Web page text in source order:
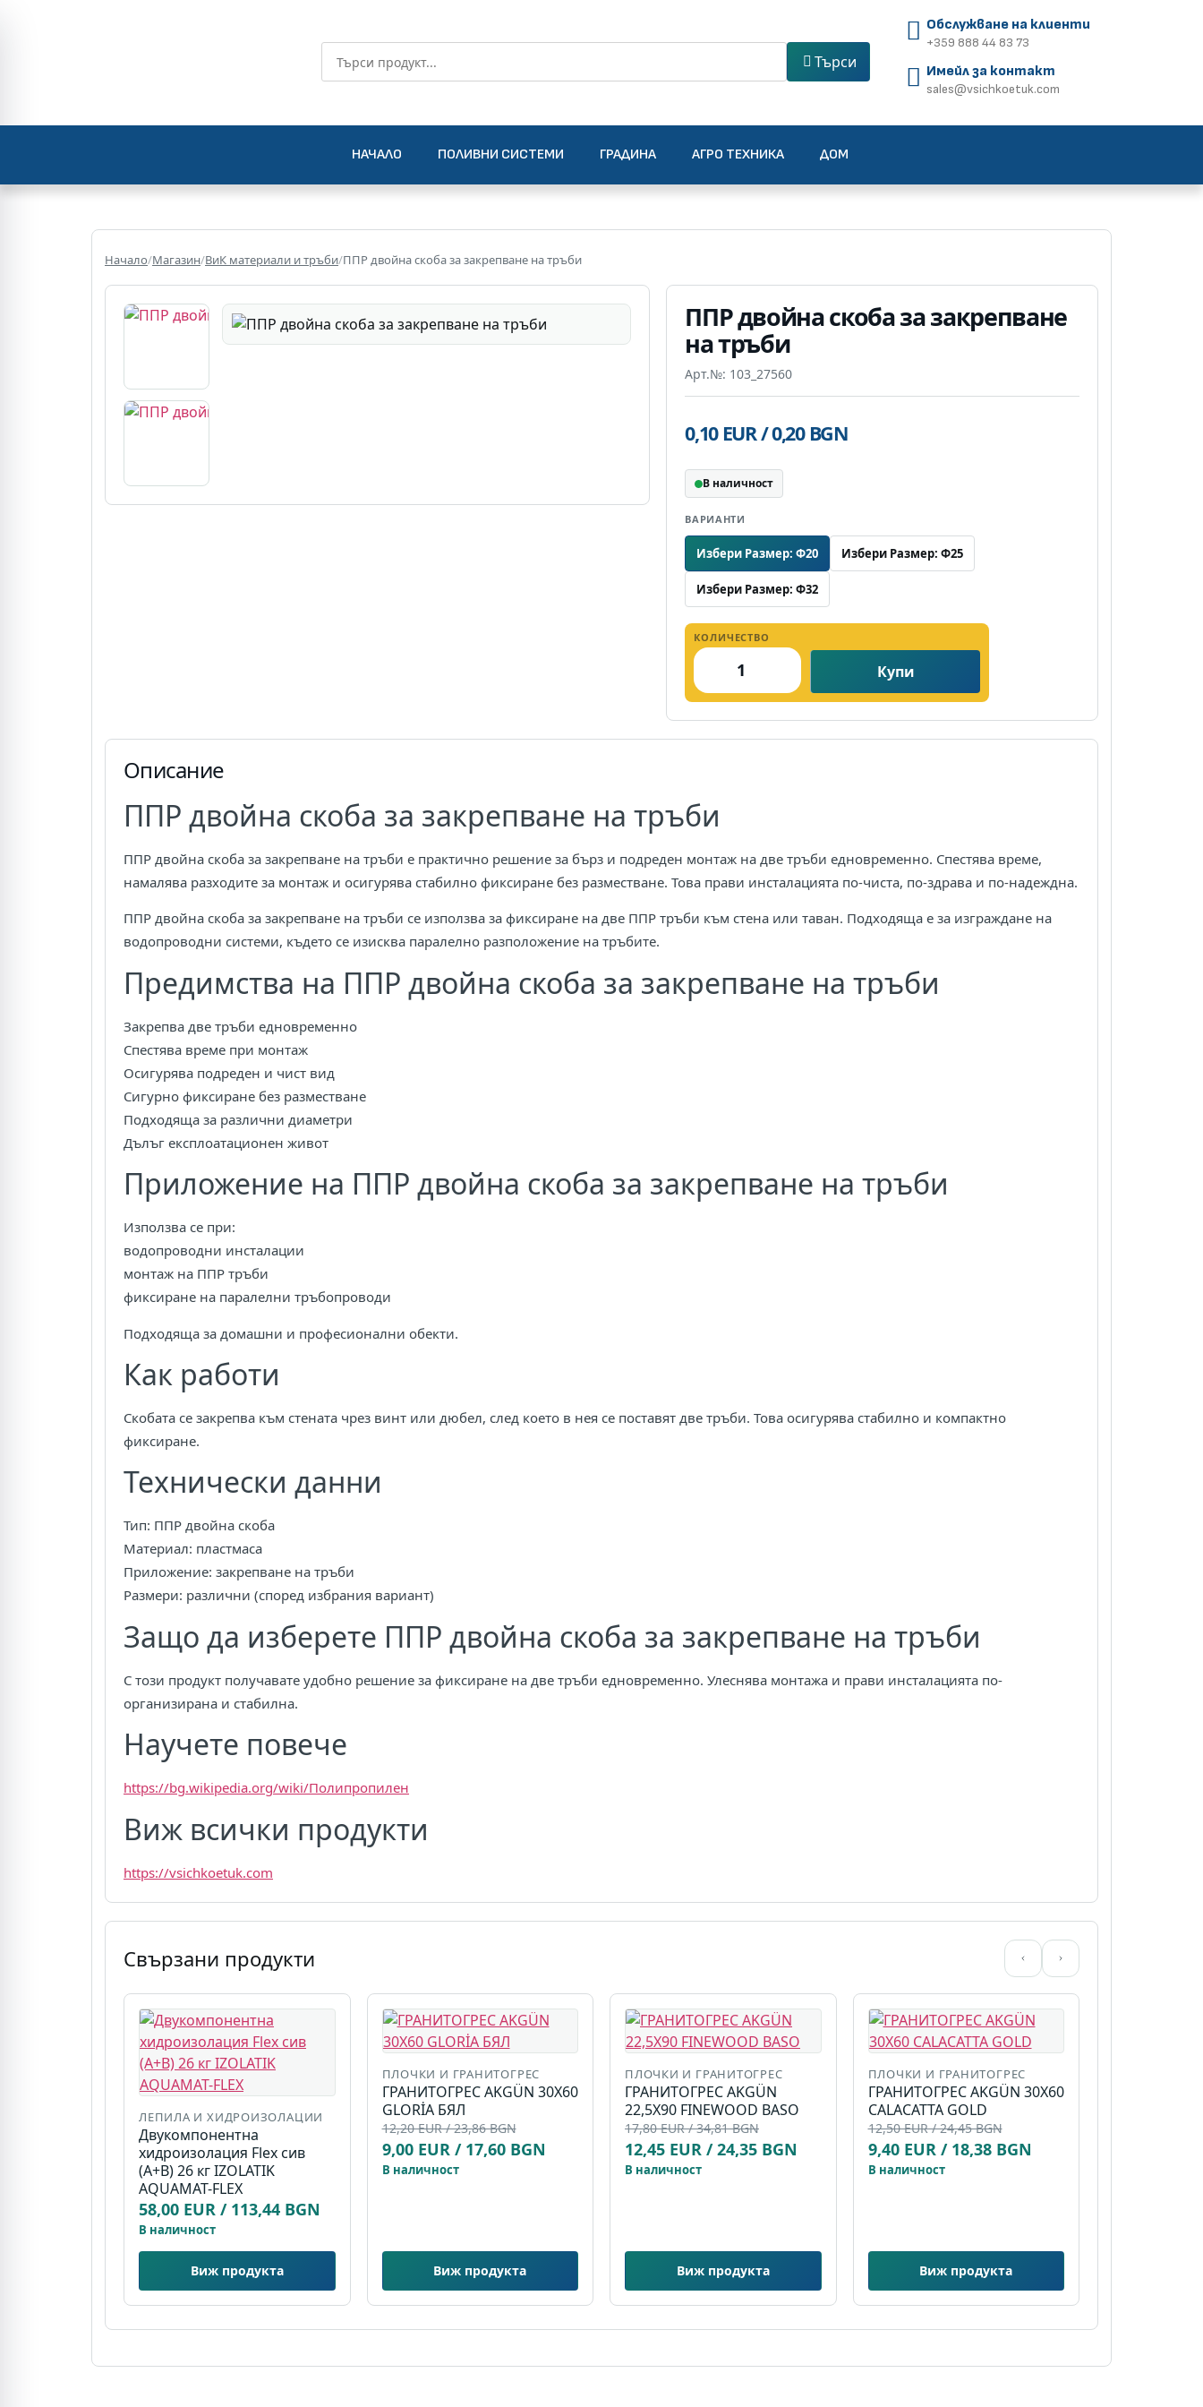
Търси
Обслужване на клиенти
+359 888 44 83 73
Имейл за контакт
sales@vsichkoetuk.com
НАЧАЛО ПОЛИВНИ СИСТЕМИ ГРАДИНА АГРО ТЕХНИКА ДОМ
Начало/Магазин/ВиК материали и тръби/ППР двойна скоба за закрепване на тръби
ППР двойна скоба за закрепване
на тръби
Арт.№: 103_27560
0,10 EUR / 0,20 BGN
В наличност
ВАРИАНТИ
Избери Размер: Ф20 Избери Размер: Ф25
Избери Размер: Ф32
КОЛИЧЕСТВО
Купи
Описание
ППР двойна скоба за закрепване на тръби
ППР двойна скоба за закрепване на тръби е практично решение за бърз и подреден монтаж на две тръби едновременно. Спестява време,
намалява разходите за монтаж и осигурява стабилно фиксиране без разместване. Това прави инсталацията по-чиста, по-здрава и по-надеждна.
ППР двойна скоба за закрепване на тръби се използва за фиксиране на две ППР тръби към стена или таван. Подходяща е за изграждане на
водопроводни системи, където се изисква паралелно разположение на тръбите.
Предимства на ППР двойна скоба за закрепване на тръби
Закрепва две тръби едновременно
Спестява време при монтаж
Осигурява подреден и чист вид
Сигурно фиксиране без разместване
Подходяща за различни диаметри
Дълъг експлоатационен живот
Приложение на ППР двойна скоба за закрепване на тръби
Използва се при:
водопроводни инсталации
монтаж на ППР тръби
фиксиране на паралелни тръбопроводи
Подходяща за домашни и професионални обекти.
Как работи
Скобата се закрепва към стената чрез винт или дюбел, след което в нея се поставят две тръби. Това осигурява стабилно и компактно
фиксиране.
Технически данни
Тип: ППР двойна скоба
Материал: пластмаса
Приложение: закрепване на тръби
Размери: различни (според избрания вариант)
Защо да изберете ППР двойна скоба за закрепване на тръби
С този продукт получавате удобно решение за фиксиране на две тръби едновременно. Улеснява монтажа и прави инсталацията по-
организирана и стабилна.
Научете повече
https://bg.wikipedia.org/wiki/Полипропилен
Виж всички продукти
https://vsichkoetuk.com
Свързани продукти
ЛЕПИЛА И ХИДРОИЗОЛАЦИИ
Двукомпонентна
хидроизолация Flex сив
(A+B) 26 кг IZOLATIK
AQUAMAT-FLEX
58,00 EUR / 113,44 BGN
В наличност
Виж продукта
ПЛОЧКИ И ГРАНИТОГРЕС
ГРАНИТОГРЕС AKGÜN 30X60
GLORİA БЯЛ
12,20 EUR / 23,86 BGN
9,00 EUR / 17,60 BGN
В наличност
Виж продукта
ПЛОЧКИ И ГРАНИТОГРЕС
ГРАНИТОГРЕС AKGÜN
22,5X90 FINEWOOD BASO
17,80 EUR / 34,81 BGN
12,45 EUR / 24,35 BGN
В наличност
Виж продукта
ПЛОЧКИ И ГРАНИТОГРЕС
ГРАНИТОГРЕС AKGÜN 30X60
CALACATTA GOLD
12,50 EUR / 24,45 BGN
9,40 EUR / 18,38 BGN
В наличност
Виж продукта